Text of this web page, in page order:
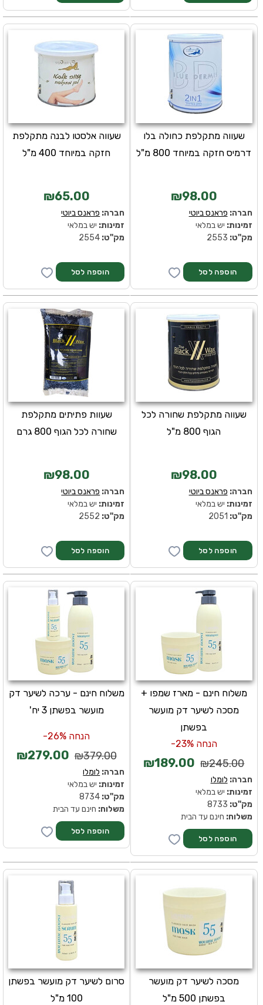
שעווה אלסטו לבנה מתקלפת
חזקה במיוחד 400 מ"ל
₪65.00
חברה: פראנס ביוטי
זמינות: יש במלאי
מק''ט:
שעווה מתקלפת כחולה בלו
דרמיס חזקה במיוחד 800 מ"ל
₪98.00
חברה: פראנס ביוטי
זמינות: יש במלאי
מק''ט:
שעוות פתיתים מתקלפת
שחורה לכל הגוף 800 גרם
₪98.00
חברה: פראנס ביוטי
זמינות: יש במלאי
מק''ט:
שעווה מתקלפת שחורה לכל
הגוף 800 מ"ל
₪98.00
חברה: פראנס ביוטי
זמינות: יש במלאי
מק''ט:
משלוח חינם - ערכה לשיער דק
מועשר בפשתן 3 יח'
הנחה 26%-
₪379.00
₪279.00
חברה: לומלו
זמינות: יש במלאי
מק''ט:
משלוח: חינם עד הבית
משלוח חינם - מארז שמפו +
מסכה לשיער דק מועשר
בפשתן
הנחה 23%-
₪245.00
₪189.00
חברה: לומלו
זמינות: יש במלאי
מק''ט:
משלוח: חינם עד הבית
סרום לשיער דק מועשר בפשתן
100 מ"ל
מסכה לשיער דק מועשר
בפשתן 500 מ"ל